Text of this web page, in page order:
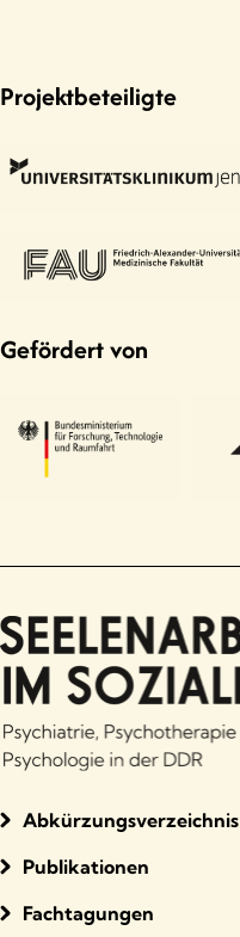
Projektbeteiligte
Gefördert von
Abkürzungsverzeichnis
Publikationen
Fachtagungen